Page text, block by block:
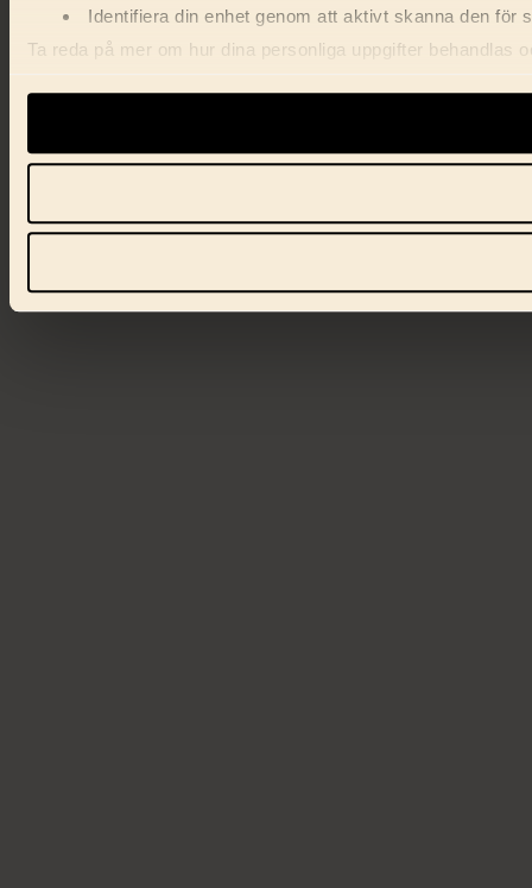
Identifiera din enhet genom att aktivt skanna den för
Ta reda på mer om hur dina personliga uppgifter behandlas